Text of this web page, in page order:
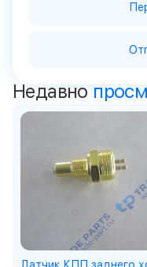
Недавно